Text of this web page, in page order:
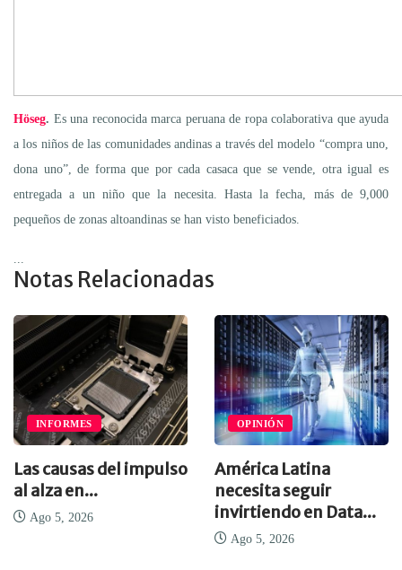
Höseg. Es una reconocida marca peruana de ropa colaborativa que ayuda
a los niños de las comunidades andinas a través del modelo “compra uno,
dona uno”, de forma que por cada casaca que se vende, otra igual es
entregada a un niño que la necesita. Hasta la fecha, más de 9,000
pequeños de zonas altoandinas se han visto beneficiados.
Notas Relacionadas
del impulso
OPINIÓN
América Latina
necesita seguir
invirtiendo en Data...
Ago 5, 2026
IA Y
Ago 5,